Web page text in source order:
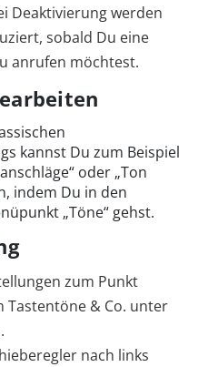
Deaktivierung werden
sobald Du eine
anrufen möchtest.
kannst Du zum Beispiel
oder „Ton
indem Du in den
„Töne“ gehst.
zum Punkt
Tastentöne & Co. unter
nach links